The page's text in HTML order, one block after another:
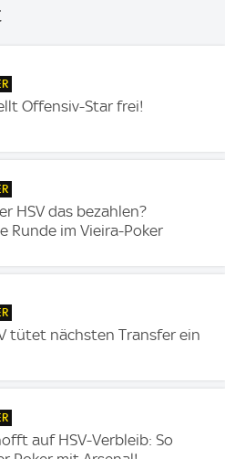
Offensiv-Star frei!
HSV das bezahlen?
Runde im Vieira-Poker
tütet nächsten Transfer ein
auf HSV-Verbleib: So